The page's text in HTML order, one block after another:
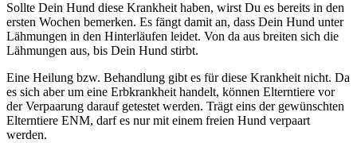
Sollte Dein Hund diese Krankheit haben, wirst Du es bereits in den
ersten Wochen bemerken. Es fängt damit an, dass Dein Hund unter
Lähmungen in den Hinterläufen leidet. Von da aus breiten sich die
Lähmungen aus, bis Dein Hund stirbt.
Eine Heilung bzw. Behandlung gibt es für diese Krankheit nicht. Da
es sich aber um eine Erbkrankheit handelt, können Elterntiere vor
der Verpaarung darauf getestet werden. Trägt eins der gewünschten
Elterntiere ENM, darf es nur mit einem freien Hund verpaart
werden.